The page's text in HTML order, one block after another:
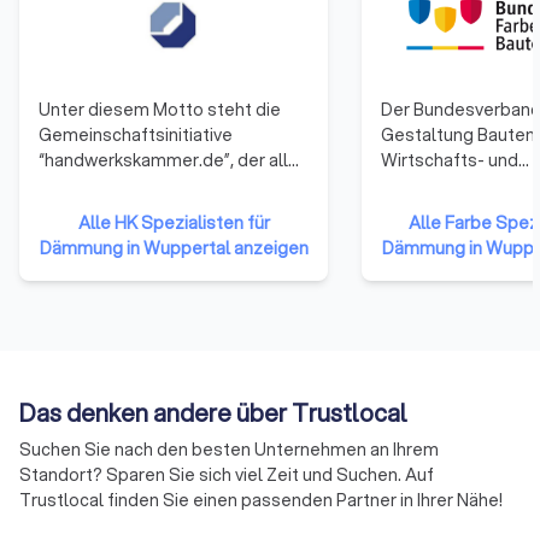
Unter diesem Motto steht die
Gemeinschaftsinitiative
“handwerkskammer.de”, der alle
angehören. Sie repräsentieren
damit das gesamte Handwerk in
der Bundesrepublik Deutschland.
Die Mitglieder haben sich darauf
der Handwerkskammern
effizienter und effektiver
werden.
Alle HK Spezialisten für
Dämmung in Wuppertal anzeigen
Der
Gestaltung
Wirtschafts- und
100 Jahren
für das Maler- und
Lackiererhandwerk
Deutschland.
die Interessen
gegenüber Politik,
Industrie, Handel,
Gewerkschaften
Alle Farbe
Dämmung in
Das denken andere über Trustlocal
Suchen Sie nach den besten Unternehmen an Ihrem
Standort? Sparen Sie sich viel Zeit und Suchen. Auf
Trustlocal finden Sie einen passenden Partner in Ihrer Nähe!